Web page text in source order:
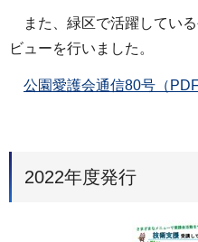
また、緑区で活躍してい
ビューを行いました。
公園愛護会通信80号（
2022年度発行